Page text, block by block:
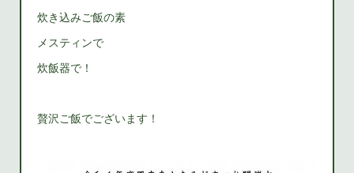
炊き込みご飯の素
メスティンで
炊飯器で！
贅沢ご飯でございます！